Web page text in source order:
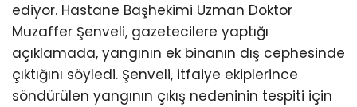
ediyor. Hastane Başhekimi Uzman Doktor
Muzaffer Şenveli, gazetecilere yaptığı
açıklamada, yangının ek binanın dış cephesinde
çıktığını söyledi. Şenveli, itfaiye ekiplerince
söndürülen yangının çıkış nedeninin tespiti için